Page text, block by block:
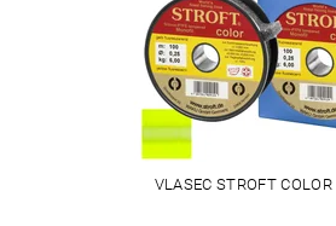
VLASEC STROFT COLOR